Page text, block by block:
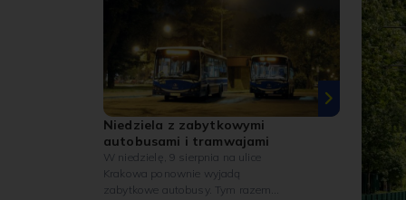
Niedziela z zabytkowymi
autobusami i tramwajami
W niedzielę, 9 sierpnia na ulice
Krakowa ponownie wyjadą
zabytkowe autobusy. Tym razem